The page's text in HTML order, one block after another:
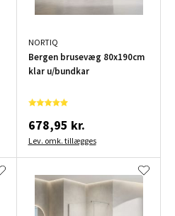
NORTIQ
Bergen brusevæg 80x190cm
klar u/bundkar
678,95 kr.
Lev. omk. tillægges